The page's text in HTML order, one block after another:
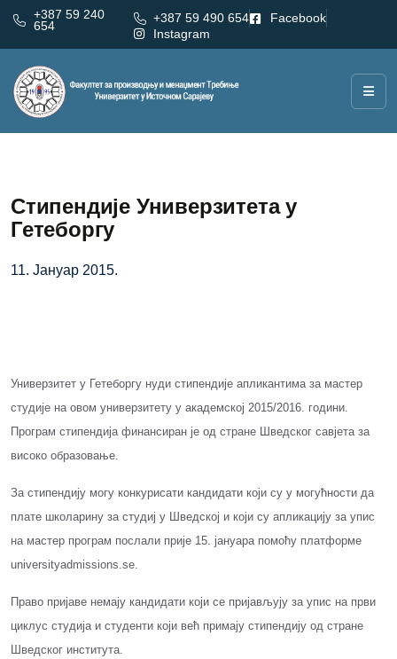
+387 59 240
654
+387 59 490 654
Facebook
Instagram
Стипендије Универзитета у
Гетеборгу
11. Јануар 2015.
Универзитет у Гетеборгу нуди стипендије апликантима за мастер
студије на овом универзитету у академској 2015/2016. години.
Програм стипендија финансиран је од стране Шведског савјета за
високо образовање.
За стипендију могу конкурисати кандидати који су у могућности да
плате школарину за студиј у Шведској и који су апликацију за упис
на мастер програм послали прије 15. јануара помоћу платформе
universityadmissions.se.
Право пријаве немају кандидати који се пријављују за упис на први
циклус студија и студенти који већ примају стипендију од стране
Шведског института.